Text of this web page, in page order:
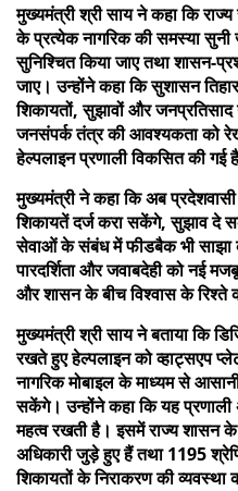
मुख्यमंत्री श्री साय ने कहा कि
के प्रत्येक नागरिक की समस्या सुनी
सुनिश्चित किया जाए तथा शासन-
जाए। उन्होंने कहा कि सुशासन
शिकायतों, सुझावों और
जनसंपर्क तंत्र की आवश्यकता को
हेल्पलाइन प्रणाली विकसित की गई
मुख्यमंत्री ने कहा कि अब
शिकायतें दर्ज करा सकेंगे, सुझाव दे
सेवाओं के संबंध में फीडबैक भी
पारदर्शिता और जवाबदेही को नई
और शासन के बीच विश्वास के रिश्ते
मुख्यमंत्री श्री साय ने बताया कि
रखते हुए हेल्पलाइन को व्हाट्सएप
नागरिक मोबाइल के माध्यम से
सकेंगे। उन्होंने कहा कि यह
महत्व रखती है। इसमें राज्य शासन
अधिकारी जुड़े हुए हैं तथा 1195
शिकायतों के निराकरण की व्यवस्था